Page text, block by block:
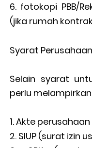
fotokopi PBB/
(jika rumah
Syarat
Selain syarat
perlu
Akte perusahaan
SIUP (surat izin